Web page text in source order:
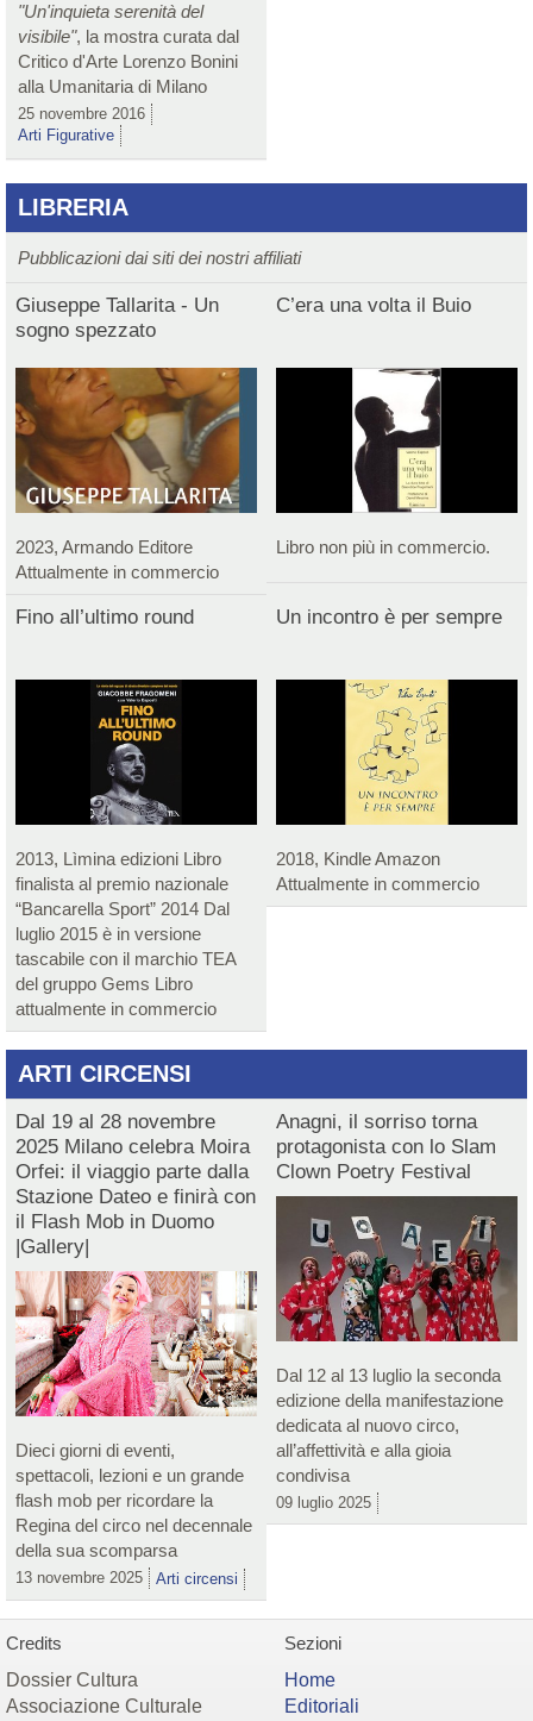
"Un'inquieta serenità del
visibile", la mostra curata dal
Critico d'Arte Lorenzo Bonini
alla Umanitaria di Milano
25 novembre 2016
Arti Figurative
LIBRERIA
Pubblicazioni dai siti dei nostri affiliati
Giuseppe Tallarita - Un
sogno spezzato
2023, Armando Editore
Attualmente in commercio
C’era una volta il Buio
Libro non più in commercio.
Fino all’ultimo round
2013, Lìmina edizioni Libro
finalista al premio nazionale
“Bancarella Sport” 2014 Dal
luglio 2015 è in versione
tascabile con il marchio TEA
del gruppo Gems Libro
attualmente in commercio
Un incontro è per sempre
2018, Kindle Amazon
Attualmente in commercio
ARTI CIRCENSI
Dal 19 al 28 novembre
2025 Milano celebra Moira
Orfei: il viaggio parte dalla
Stazione Dateo e finirà con
il Flash Mob in Duomo
|Gallery|
Dieci giorni di eventi,
spettacoli, lezioni e un grande
flash mob per ricordare la
Regina del circo nel decennale
della sua scomparsa
13 novembre 2025 Arti circensi
Anagni, il sorriso torna
protagonista con lo Slam
Clown Poetry Festival
Dal 12 al 13 luglio la seconda
edizione della manifestazione
dedicata al nuovo circo,
all’affettività e alla gioia
condivisa
09 luglio 2025
Credits
Dossier Cultura
Associazione Culturale
Sezioni
Home
Editoriali